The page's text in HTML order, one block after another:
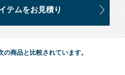
商品と比較されています。